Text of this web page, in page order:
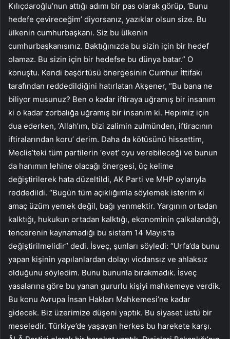
Kılıçdaroğlu’nun attığı adımı bir pas olarak görüp, ‘Bunu
hedefe çevireceğim’ diyorsanız, yazıklar olsun size. Bu
ülkenin cumhurbaşkanı. Siz bu ülkenin
cumhurbaşkanısınız. Baktığınızda bu sizin için bir hedef
olamaz. Bu sizin için bir hedefse bu dünya batar.” O
konuştu. Kendi başörtüsü önergesinin Cumhur İttifakı
tarafından reddedildiğini hatırlatan Akşener, “Bu bana ne
biliyor musunuz? Ben o kadar iftiraya uğramış bir insanım
ki o kadar zorbalığa uğramış bir insanım ki. Hepimiz için
dua ederken, ‘Allah’ım, bizi zalimin zulmünden, iftiracının
iftiralarından koru’ derim. Daha da kötüsünü hissettim,
Meclis’teki tüm partilerin ‘evet’ oyu verebileceği ve bunun
da hanımın lehine olacağı önergesi, üç kelime
değiştirilerek hata düzeltildi, AK Parti ve MHP oylarıyla
reddedildi. “Bugün tüm açıklığımla söylemek isterim ki
amaç üzüm yemek değil, bağı yenmektir. Yargının ortadan
kalktığı, hukukun ortadan kalktığı, ekonominin çalkalandığı,
tencerenin kaynamadığı bu sistem 14 Mayıs’ta
değiştirilmelidir” dedi. İsveç, şunları söyledi: “Urfa’da bunu
yapan kişinin yapılanlardan dolayı vicdansız ve ahlaksız
olduğunu söyledim. Bunu bununla bırakmadık. İsveç
yasalarına göre bu yanan gururlu kişiyi mahkemeye verdik.
Bu konu Avrupa İnsan Hakları Mahkemesi’ne kadar
gidecek. Biz üzerimize düşeni yaptık. Bu siyaset üstü bir
meseledir. Türkiye’de yaşayan herkes bu harekete karşı.